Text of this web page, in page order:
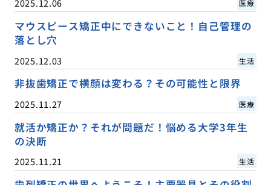
2025.12.06 医療
マウスピース矯正中にできないこと！自己管理の
落とし穴
2025.12.03 生活
非抜歯矯正で横顔は変わる？その可能性と限界
2025.11.27 医療
就活か矯正か？それが問題だ！悩める大学3年生
の決断
2025.11.21 生活